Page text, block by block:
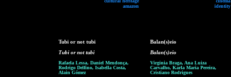
amazon
identity
Tubi or not tubi
Tubi or not tubi
Rafaela Lessa, Daniel Mendonça,
Rodrigo Delfino, Isabella Costa,
Alain Gómez
Balan(s)eio
Balan(s)eio
Virginia Braga, Ana Luiza
Carvalho, Karla Maria Pereira,
Cristiano Rodrigues